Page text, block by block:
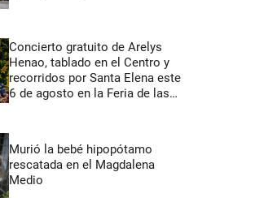
Concierto gratuito de Arelys
Henao, tablado en el Centro y
recorridos por Santa Elena este
6 de agosto en la Feria de las
Murió la bebé hipopótamo
rescatada en el Magdalena
Medio